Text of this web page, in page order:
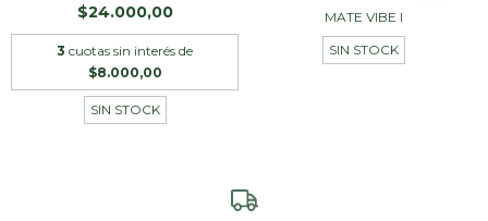
$24.000,00
3 cuotas sin interés de
$8.000,00
SIN STOCK
MATE VIBE I
SIN STOCK